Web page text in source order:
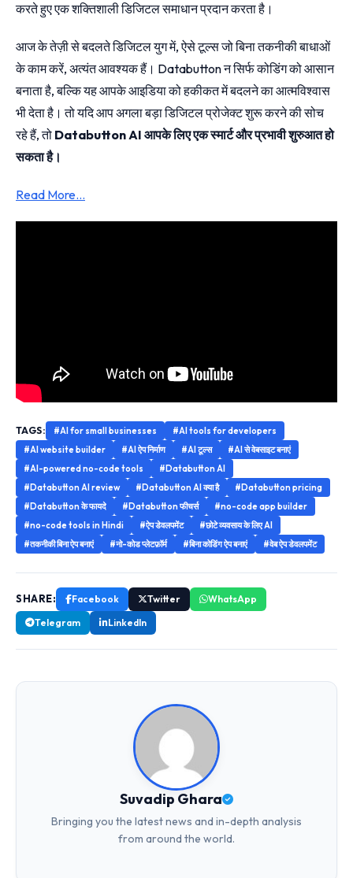
करते हुए एक शक्तिशाली डिजिटल समाधान प्रदान करता है।
आज के तेज़ी से बदलते डिजिटल युग में, ऐसे टूल्स जो बिना तकनीकी बाधाओं
के काम करें, अत्यंत आवश्यक हैं। Databutton न सिर्फ कोडिंग को आसान
बनाता है, बल्कि यह आपके आइडिया को हकीकत में बदलने का आत्मविश्वास
भी देता है। तो यदि आप अगला बड़ा डिजिटल प्रोजेक्ट शुरू करने की सोच
रहे हैं, तो Databutton AI आपके लिए एक स्मार्ट और प्रभावी शुरुआत हो
सकता है।
Read More…
TAGS: #AI for small businesses
#AI tools for developers
#AI website builder
#AI ऐप निर्माण #AI टूल्स
#AI से वेबसाइट बनाएं
#AI-powered no-code tools
#Databutton AI
#Databutton AI review
#Databutton AI क्या है
#Databutton pricing
#Databutton के फायदे
#Databutton फीचर्स
#no-code app builder
#no-code tools in Hindi
#ऐप डेवलपमेंट
#छोटे व्यवसाय के लिए AI
#तकनीकी बिना ऐप बनाएं
#नो-कोड प्लेटफ़ॉर्म #बिना कोडिंग ऐप बनाएं #वेब ऐप डेवलपमेंट
SHARE: Facebook Twitter
WhatsApp
Telegram
LinkedIn
Suvadip Ghara
Bringing you the latest news and in-depth analysis
from around the world.